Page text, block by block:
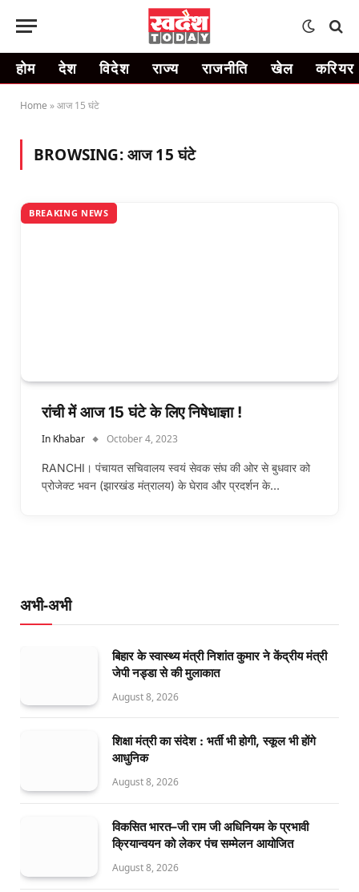
होम देश विदेश राज्य राजनीति खेल करियर
Home »आज 15 घंटे
BROWSING:आज 15 घंटे
BREAKING NEWS
रांची में आज 15 घंटे के लिए निषेधाज्ञा !
In Khabar October 4, 2023
RANCHI। पंचायत सचिवालय स्वयं सेवक संघ की ओर से बुधवार को
प्रोजेक्ट भवन (झारखंड मंत्रालय) के घेराव और प्रदर्शन के…
अभी-अभी
बिहार के स्वास्थ्य मंत्री निशांत कुमार ने केंद्रीय मंत्री
जेपी नड्डा से की मुलाकात
August 8, 2026
शिक्षा मंत्री का संदेश : भर्ती भी होगी, स्कूल भी होंगे
आधुनिक
August 8, 2026
विकसित भारत–जी राम जी अधिनियम के प्रभावी
क्रियान्वयन को लेकर पंच सम्मेलन आयोजित
August 8, 2026